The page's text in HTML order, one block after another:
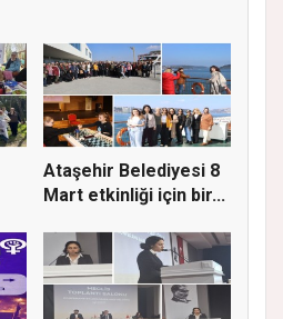
Ataşehir Belediyesi 8
Mart etkinliği için bir...